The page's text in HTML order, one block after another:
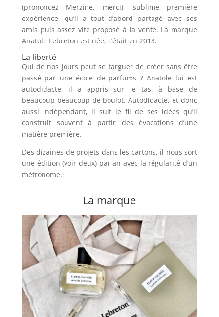
(prononcez Merzine, merci), sublime première
expérience, qu’il a tout d’abord partagé avec ses
amis puis assez vite proposé à la vente. La marque
Anatole Lebreton est née, c’était en 2013.
La liberté
Qui de nos jours peut se targuer de créer sans être
passé par une école de parfums ? Anatole lui est
autodidacte, il a appris sur le tas, à base de
beaucoup beaucoup de boulot. Autodidacte, et donc
aussi indépendant, il suit le fil de ses idées qu’il
construit souvent à partir des évocations d’une
matière première.
Des dizaines de projets dans les cartons, il nous sort
une édition (voir deux) par an avec la régularité d’un
métronome.
La marque